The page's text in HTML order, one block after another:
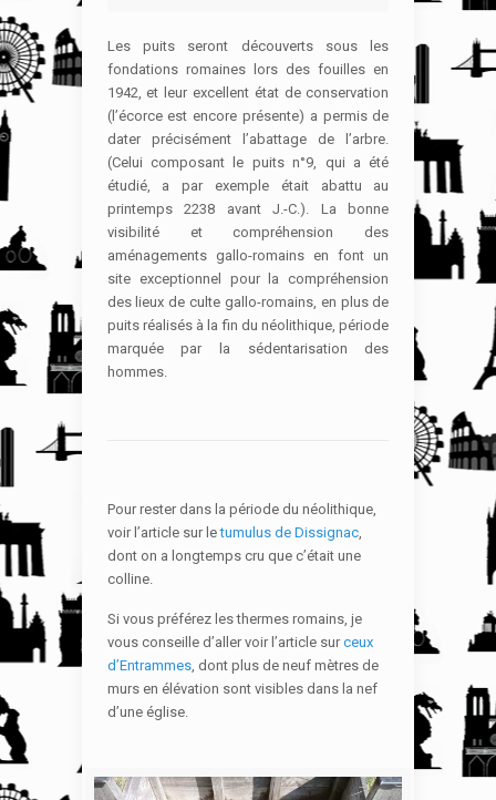
Les puits seront découverts sous les
fondations romaines lors des fouilles en
1942, et leur excellent état de conservation
(l’écorce est encore présente) a permis de
dater précisément l’abattage de l’arbre.
(Celui composant le puits n°9, qui a été
étudié, a par exemple était abattu au
printemps 2238 avant J.-C.). La bonne
visibilité et compréhension des
aménagements gallo-romains en font un
site exceptionnel pour la compréhension
des lieux de culte gallo-romains, en plus de
puits réalisés à la fin du néolithique, période
marquée par la sédentarisation des
hommes.
Pour rester dans la période du néolithique,
voir l’article sur letumulus de Dissignac,
dont on a longtemps cru que c’était une
colline.
Si vous préférez les thermes romains, je
vous conseille d’aller voir l’article surceux
d’Entrammes, dont plus de neuf mètres de
murs en élévation sont visibles dans la nef
d’une église.